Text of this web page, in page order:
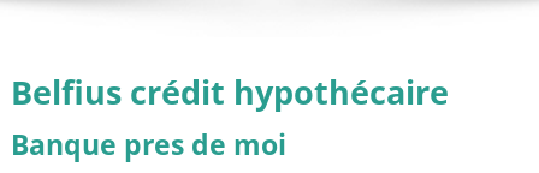
Belfius crédit hypothécaire
Banque pres de moi